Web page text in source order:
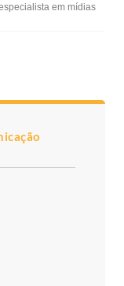
em mídias